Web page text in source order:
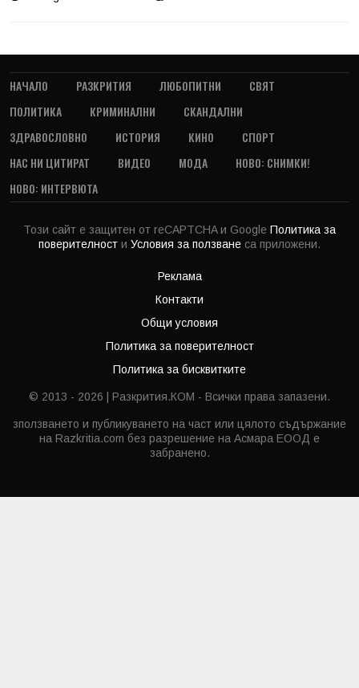
НАЧАЛО РАЗКРИТИЯ ЛЮБОПИТНИ
СВЯТ
ПОЛИТИКА
КРИМИНАЛНИ
СКАНДАЛНИ
ЗДРАВОСЛОВНО
ИСТОРИЯ КИНО
СПОРТ
НАС НИ ЦИТИРАТ
ВИДЕО МОДА
НОВО: СНИМКИ!
НОВО: ИНТЕРВЮТА
Този сайт е защитен от reCAPTCHA и Google Политика за
поверителност и Условия за ползване са приложени.
Реклама
Контакти
Общи условия
Политика за поверителност
Политика за бисквитките
© 2013 - 2026 | Разкрития.КОМ - Всички права запазени.
зползването и публикуването на част или цялото съдържание
на Razkritia.com без разрешение на Асмара ЕООД е
забранено.